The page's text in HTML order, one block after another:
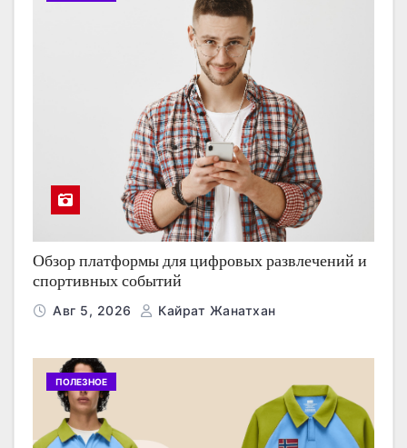
Обзор платформы для цифровых развлечений и
спортивных событий
Авг 5, 2026 Кайрат Жанатхан
ПОЛЕЗНОЕ